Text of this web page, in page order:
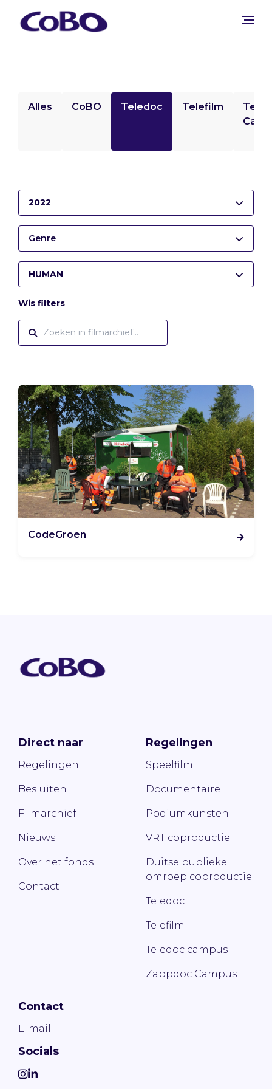
Alles CoBO Teledoc Telefilm
2022
Genre
HUMAN
Wis filters
CodeGroen
Direct naar
Regelingen
Besluiten
Filmarchief
Nieuws
Over het fonds
Contact
Regelingen
Speelfilm
Documentaire
Podiumkunsten
VRT coproductie
Duitse publieke
omroep coproductie
Teledoc
Telefilm
Teledoc campus
Zappdoc Campus
Contact
E-mail
Socials